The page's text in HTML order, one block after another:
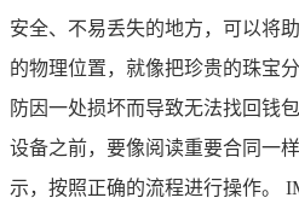
安全、不易丢失的地方，可以将
的物理位置，就像把珍贵的珠宝
防因一处损坏而导致无法找回钱
设备之前，要像阅读重要合同一
示，按照正确的流程进行操作。